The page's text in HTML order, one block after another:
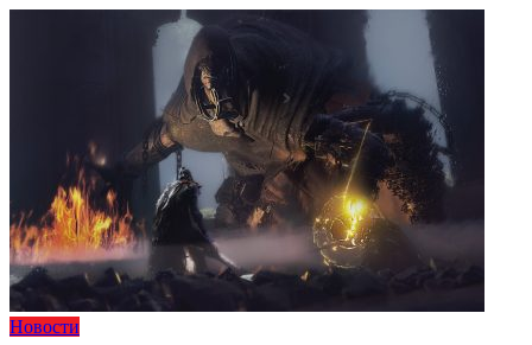
Новости